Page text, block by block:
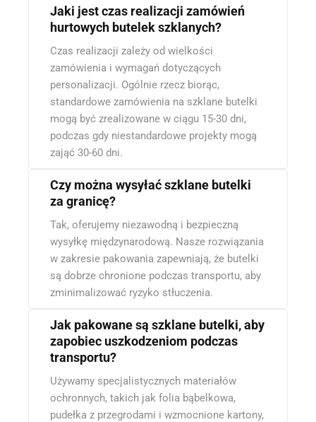
Jaki jest czas realizacji zamówień
hurtowych butelek szklanych?
Czas realizacji zależy od wielkości
zamówienia i wymagań dotyczących
personalizacji. Ogólnie rzecz biorąc,
standardowe zamówienia na szklane butelki
mogą być zrealizowane w ciągu 15-30 dni,
podczas gdy niestandardowe projekty mogą
zająć 30-60 dni.
Czy można wysyłać szklane butelki
za granicę?
Tak, oferujemy niezawodną i bezpieczną
wysyłkę międzynarodową. Nasze rozwiązania
w zakresie pakowania zapewniają, że butelki
są dobrze chronione podczas transportu, aby
zminimalizować ryzyko stłuczenia.
Jak pakowane są szklane butelki, aby
zapobiec uszkodzeniom podczas
transportu?
Używamy specjalistycznych materiałów
ochronnych, takich jak folia bąbelkowa,
pudełka z przegrodami i wzmocnione kartony,